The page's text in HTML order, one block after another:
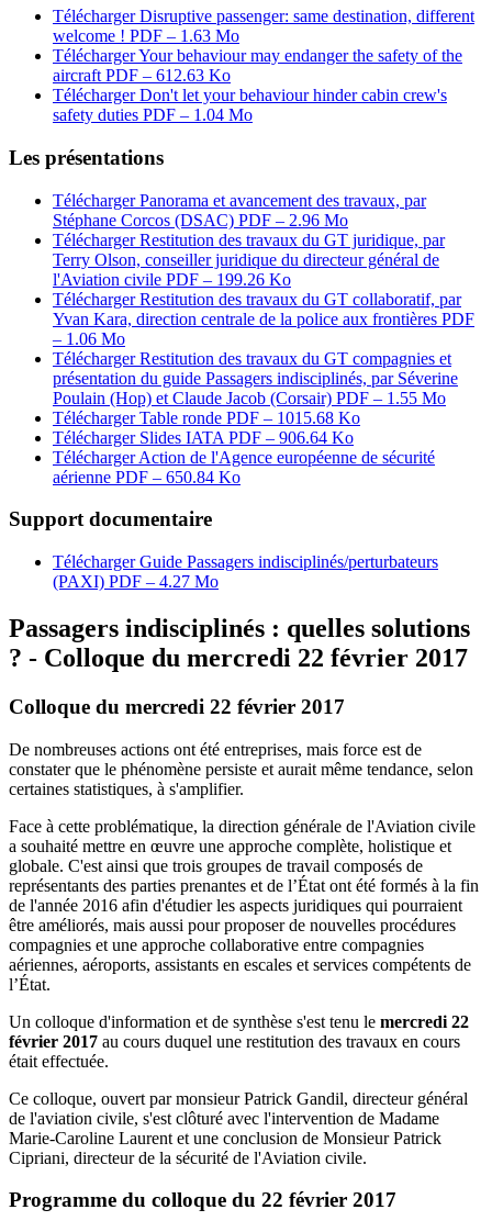
Télécharger Disruptive passenger: same destination, different
welcome ! PDF – 1.63 Mo
Télécharger Your behaviour may endanger the safety of the
aircraft PDF – 612.63 Ko
Télécharger Don't let your behaviour hinder cabin crew's
safety duties PDF – 1.04 Mo
Les présentations
Télécharger Panorama et avancement des travaux, par
Stéphane Corcos (DSAC) PDF – 2.96 Mo
Télécharger Restitution des travaux du GT juridique, par
Terry Olson, conseiller juridique du directeur général de
l'Aviation civile PDF – 199.26 Ko
Télécharger Restitution des travaux du GT collaboratif, par
Yvan Kara, direction centrale de la police aux frontières PDF
– 1.06 Mo
Télécharger Restitution des travaux du GT compagnies et
présentation du guide Passagers indisciplinés, par Séverine
Poulain (Hop) et Claude Jacob (Corsair) PDF – 1.55 Mo
Télécharger Table ronde PDF – 1015.68 Ko
Télécharger Slides IATA PDF – 906.64 Ko
Télécharger Action de l'Agence européenne de sécurité
aérienne PDF – 650.84 Ko
Support documentaire
Télécharger Guide Passagers indisciplinés/perturbateurs
(PAXI) PDF – 4.27 Mo
Passagers indisciplinés : quelles solutions
? - Colloque du mercredi 22 février 2017
Colloque du mercredi 22 février 2017
De nombreuses actions ont été entreprises, mais force est de
constater que le phénomène persiste et aurait même tendance, selon
certaines statistiques, à s'amplifier.
Face à cette problématique, la direction générale de l'Aviation civile
a souhaité mettre en œuvre une approche complète, holistique et
globale. C'est ainsi que trois groupes de travail composés de
représentants des parties prenantes et de l’État ont été formés à la fin
de l'année 2016 afin d'étudier les aspects juridiques qui pourraient
être améliorés, mais aussi pour proposer de nouvelles procédures
compagnies et une approche collaborative entre compagnies
aériennes, aéroports, assistants en escales et services compétents de
l’État.
Un colloque d'information et de synthèse s'est tenu le mercredi 22
février 2017 au cours duquel une restitution des travaux en cours
était effectuée.
Ce colloque, ouvert par monsieur Patrick Gandil, directeur général
de l'aviation civile, s'est clôturé avec l'intervention de Madame
Marie-Caroline Laurent et une conclusion de Monsieur Patrick
Cipriani, directeur de la sécurité de l'Aviation civile.
Programme du colloque du 22 février 2017